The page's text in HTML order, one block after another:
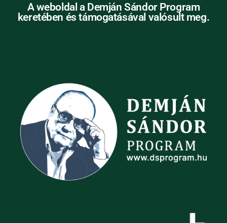
A weboldal a Demján Sándor Program
keretében és támogatásával valósult meg.